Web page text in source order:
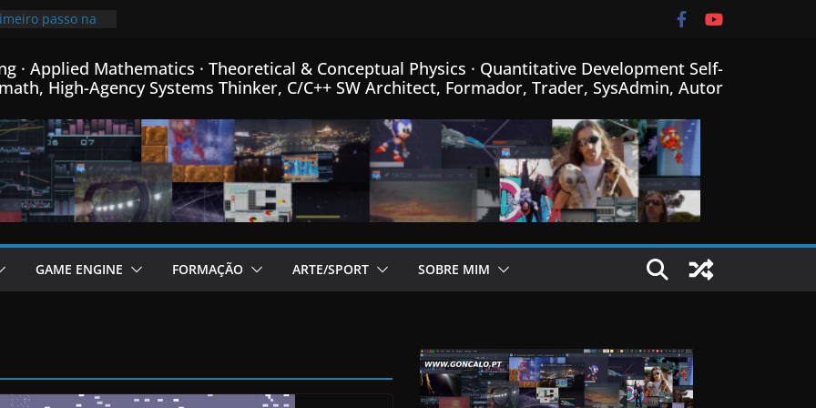
linguagem
criada para
passo na
de Física
e Matemática…
que o
mais pequeno
de
meu Formato
C++…
e menus
de Fractais
· Applied Mathematics · Theoretical & Conceptual Physics · Quantitative Development Self-
High-Agency Systems Thinker, C/C++ SW Architect, Formador, Trader, SysAdmin, Autor
GAME ENGINE FORMAÇÃO ARTE/SPORT SOBRE MIM